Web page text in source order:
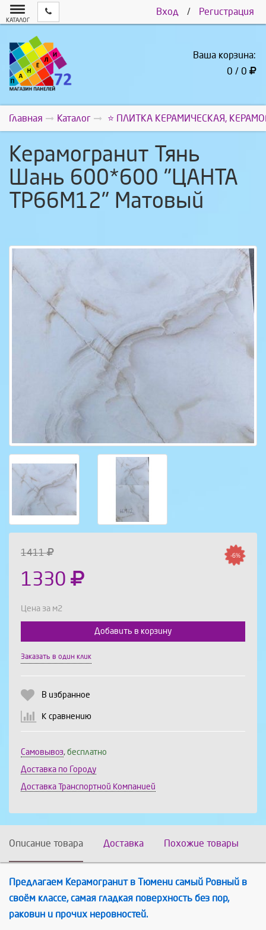
Вход / Регистрация
КАТАЛОГ
Ваша корзина:
0 / 0
Главная Каталог ⭐ ПЛИТКА КЕРАМИЧЕСКАЯ,
Керамогранит Тянь
Шань 600*600 "ЦАНТА
TP66M12" Матовый
1411
1330
Цена за м2
-6%
Выберите количество:
Продолжить
Добавить в корзину
Заказать в один клик
В избранное
К сравнению
Самовывоз, бесплатно
Доставка по Городу
Доставка Транспортной Компанией
Описание товара Доставка Похожие товары
Предлагаем Керамогранит в Тюмени самый Ровный в
своём классе, самая гладкая поверхность без пор,
раковин и прочих неровностей.